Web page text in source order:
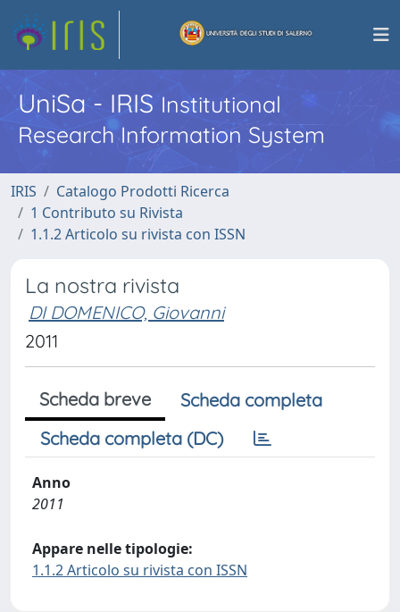
UniSa - IRISInstitutional
Research Information System
IRIS
Catalogo Prodotti Ricerca
1 Contributo su Rivista
1.1.2 Articolo su rivista con ISSN
La nostra rivista
DI DOMENICO, Giovanni
2011
Scheda breve
Scheda completa
Scheda completa (DC)
Anno
2011
Appare nelle tipologie:
1.1.2 Articolo su rivista con ISSN